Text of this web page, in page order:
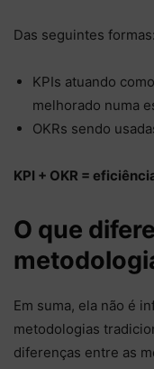
Das seguintes formas:
KPIs atuando
melhorado numa
OKRs sendo
KPI + OKR =
O que
Em suma, ela não é
metodologias
diferenças entre as